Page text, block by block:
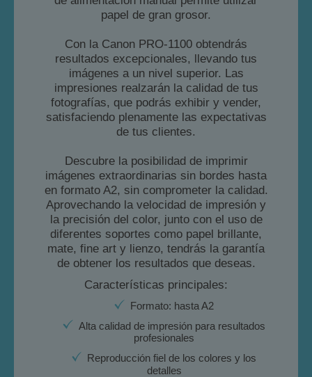
papel de gran grosor.
Con la Canon PRO-1100 obtendrás
resultados excepcionales, llevando tus
imágenes a un nivel superior. Las
impresiones realzarán la calidad de tus
fotografías, que podrás exhibir y vender,
satisfaciendo plenamente las expectativas
de tus clientes.
Descubre la posibilidad de imprimir
imágenes extraordinarias sin bordes hasta
en formato A2, sin comprometer la calidad.
Aprovechando la velocidad de impresión y
la precisión del color, junto con el uso de
diferentes soportes como papel brillante,
mate, fine art y lienzo, tendrás la garantía
de obtener los resultados que deseas.
Características principales:
Formato: hasta A2
Alta calidad de impresión para resultados
profesionales
Reproducción fiel de los colores y los
detalles